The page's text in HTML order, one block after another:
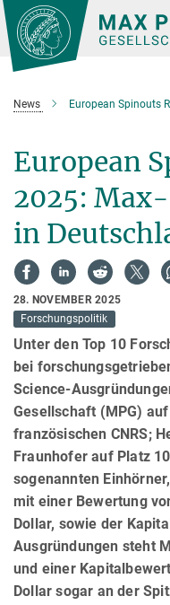
Hauptinhalt
News European Spinouts
European
2025:
in
28. NOVEMBER 2025
Forschungspolitik
Unter den Top 10
bei
Science-
Gesellschaft (MPG)
französischen CNRS;
Fraunhofer auf Platz
sogenannten
mit einer Bewertung
Dollar, sowie der
Ausgründungen steht
und einer
Dollar sogar an der